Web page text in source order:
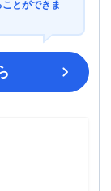
とができま